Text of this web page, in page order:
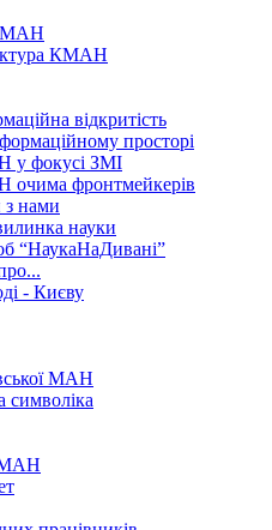
МАН
КМАН
відкритість
просторі
у фокусі ЗМІ
очима фронтмейкерів
з нами
науки
“НаукаНаДивані”
- Києву
МАН
символіка
МАН